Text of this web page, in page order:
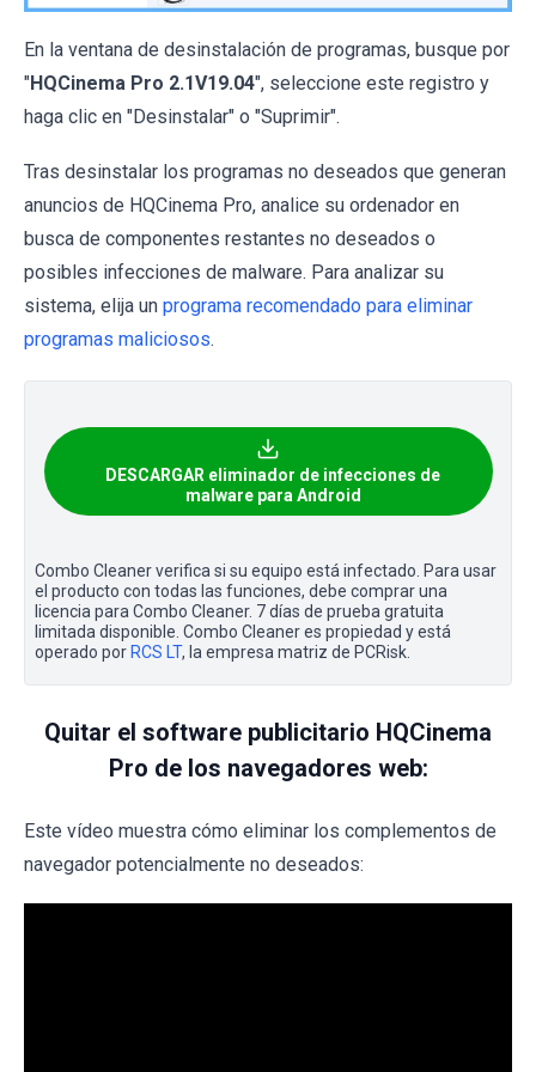
En la ventana de desinstalación de programas, busque por
"HQCinema Pro 2.1V19.04", seleccione este registro y
haga clic en "Desinstalar" o "Suprimir".
Tras desinstalar los programas no deseados que generan
anuncios de HQCinema Pro, analice su ordenador en
busca de componentes restantes no deseados o
posibles infecciones de malware. Para analizar su
sistema, elija un programa recomendado para eliminar
programas maliciosos.
DESCARGAR eliminador de infecciones de
malware para Android
Combo Cleaner verifica si su equipo está infectado. Para usar
el producto con todas las funciones, debe comprar una
licencia para Combo Cleaner. 7 días de prueba gratuita
limitada disponible. Combo Cleaner es propiedad y está
operado por RCS LT, la empresa matriz de PCRisk.
Quitar el software publicitario HQCinema
Pro de los navegadores web:
Este vídeo muestra cómo eliminar los complementos de
navegador potencialmente no deseados: